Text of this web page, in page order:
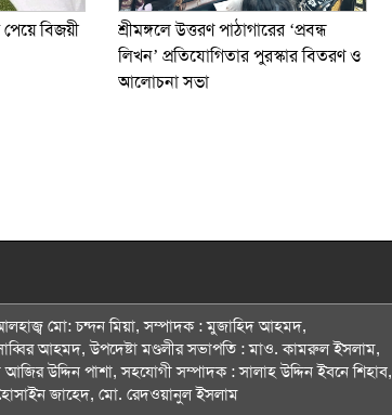
বিজয়ী
শ্রীমঙ্গলে উত্তরণ পাঠাগারের ‘প্রবন্ধ
লিখন’ প্রতিযোগিতার পুরস্কার বিতরণ ও
আলোচনা সভা
মো: চন্দন মিয়া, সম্পাদক : মুজাহিদ আহমদ,
আহমদ, উপদেষ্টা মণ্ডলীর সভাপতি : মাও. কামরুল ইসলাম,
আজির উদ্দিন পাশা, সহযোগী সম্পাদক : সালাহ উদ্দিন ইবনে শিহাব,
জাহেদ, মো. রেদওয়ানুল ইসলাম